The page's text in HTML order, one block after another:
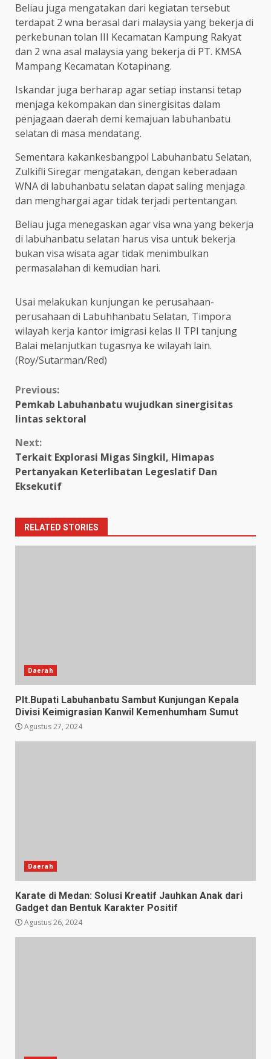
Beliau juga mengatakan dari kegiatan tersebut
terdapat 2 wna berasal dari malaysia yang bekerja di
perkebunan tolan III Kecamatan Kampung Rakyat
dan 2 wna asal malaysia yang bekerja di PT. KMSA
Mampang Kecamatan Kotapinang.
Iskandar juga berharap agar setiap instansi tetap
menjaga kekompakan dan sinergisitas dalam
penjagaan daerah demi kemajuan labuhanbatu
selatan di masa mendatang.
Sementara kakankesbangpol Labuhanbatu Selatan,
Zulkifli Siregar mengatakan, dengan keberadaan
WNA di labuhanbatu selatan dapat saling menjaga
dan menghargai agar tidak terjadi pertentangan.
Beliau juga menegaskan agar visa wna yang bekerja
di labuhanbatu selatan harus visa untuk bekerja
bukan visa wisata agar tidak menimbulkan
permasalahan di kemudian hari.
Usai melakukan kunjungan ke perusahaan-
perusahaan di Labuhhanbatu Selatan, Timpora
wilayah kerja kantor imigrasi kelas II TPI tanjung
Balai melanjutkan tugasnya ke wilayah lain.
(Roy/Sutarman/Red)
Continue
Reading
Previous:
Pemkab Labuhanbatu wujudkan sinergisitas
lintas sektoral
Next:
Terkait Explorasi Migas Singkil, Himapas
Pertanyakan Keterlibatan Legeslatif Dan
Eksekutif
RELATED STORIES
Daerah
Plt.Bupati Labuhanbatu Sambut Kunjungan Kepala
Divisi Keimigrasian Kanwil Kemenhumham Sumut
Agustus 27, 2024
Daerah
Karate di Medan: Solusi Kreatif Jauhkan Anak dari
Gadget dan Bentuk Karakter Positif
Agustus 26, 2024